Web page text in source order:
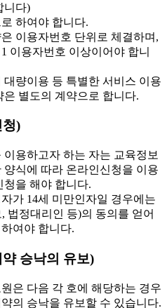
니다)
하여야 합니다.
이용자번호 단위로 체결하며,
이용자번호 이상이어야 합니
량이용 등 특별한 서비스 이용
은 별도의 계약으로 합니다.
청)
용하고자 하는 자는 교육정보
양식에 따라 온라인신청을 이용
청을 해야 합니다.
가 14세 미만인자일 경우에는
법정대리인 등)의 동의를 얻어
여야 합니다.
승낙의 유보)
은 다음 각 호에 해당하는 경우
의 승낙을 유보할 수 있습니다.